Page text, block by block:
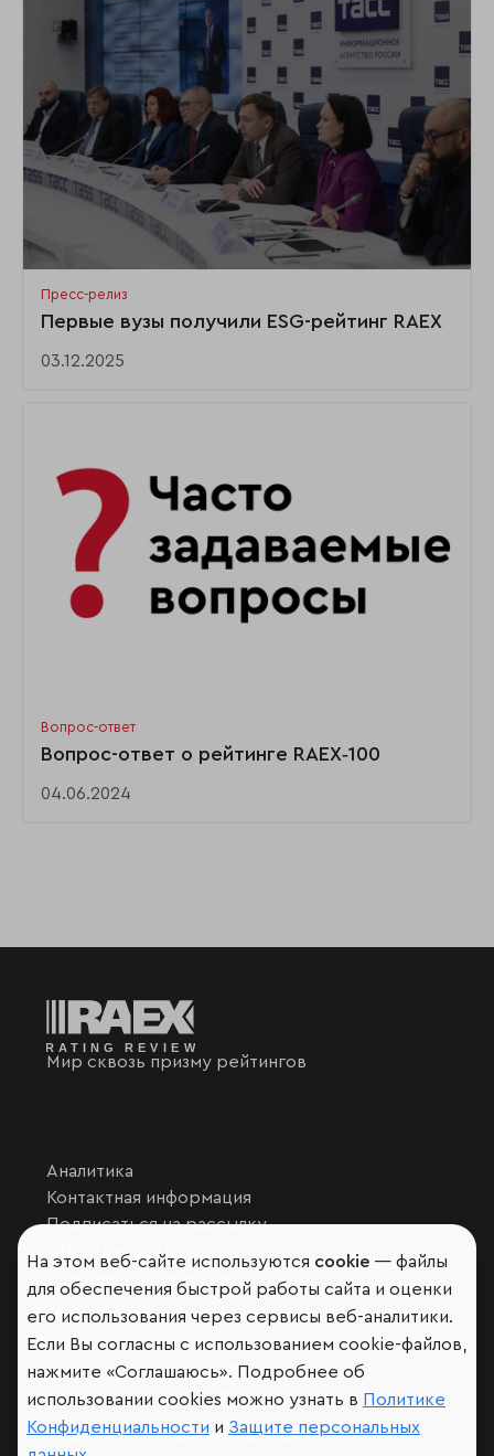
Пресс-релиз
Первые вузы получили ESG-рейтинг RAEX
03.12.2025
Вопрос-ответ
Вопрос-ответ о рейтинге RAEX‑100
04.06.2024
Мир сквозь призму рейтингов
Аналитика
Контактная информация
Подписаться на рассылку
Обратная связь
Участники рэнкингов
Мы в социальных сетях и мессенджерах
VK
RAEX Образование –Telegram,Max
RAEX Sustainability –Telegram,Max
Защита персональных данных
На этом веб-сайте используются cookie — файлы
для обеспечения быстрой работы сайта и оценки
его использования через сервисы веб-аналитики.
Если Вы согласны с использованием cookie-файлов,
нажмите «Соглашаюсь». Подробнее об
использовании cookies можно узнать в Политике
Конфиденциальности и Защите персональных